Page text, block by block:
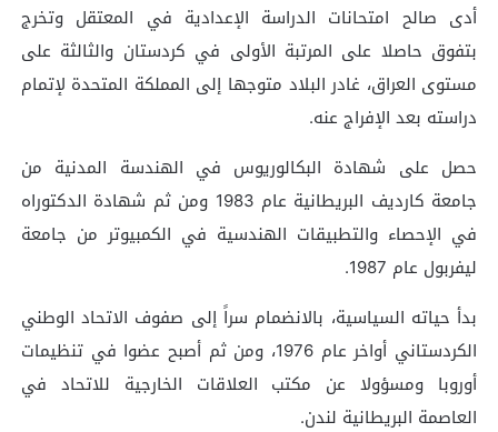
أدى صالح امتحانات الدراسة الإعدادية في المعتقل وتخرج
بتفوق حاصلا على المرتبة الأولى في كردستان والثالثة على
مستوى العراق، غادر البلاد متوجها إلى المملكة المتحدة لإتمام
دراسته بعد الإفراج عنه.
حصل على شهادة البكالوريوس في الهندسة المدنية من
جامعة كارديف البريطانية عام 1983 ومن ثم شهادة الدكتوراه
في الإحصاء والتطبيقات الهندسية في الكمبيوتر من جامعة
ليفربول عام 1987.
بدأ حياته السياسية، بالانضمام سراً إلى صفوف الاتحاد الوطني
الكردستاني أواخر عام 1976، ومن ثم أصبح عضوا في تنظيمات
أوروبا ومسؤولا عن مكتب العلاقات الخارجية للاتحاد في
العاصمة البريطانية لندن.